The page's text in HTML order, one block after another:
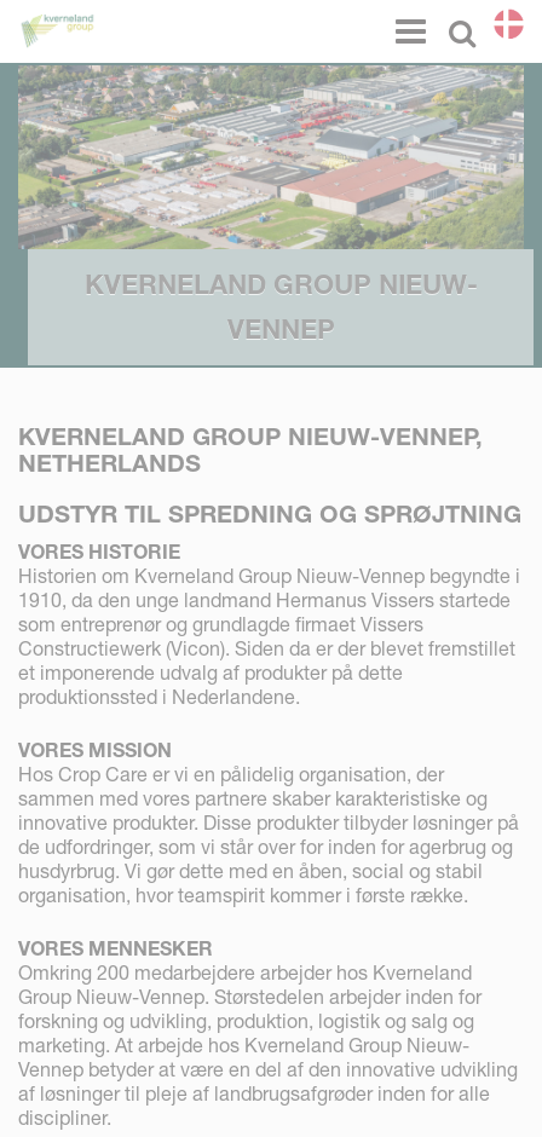
Select
Menu
KVERNELAND GROUP NIEUW-
VENNEP
KVERNELAND GROUP NIEUW-VENNEP,
NETHERLANDS
UDSTYR TIL SPREDNING OG SPRØJTNING
VORES HISTORIE
Historien om Kverneland Group Nieuw-Vennep begyndte i
1910, da den unge landmand Hermanus Vissers startede
som entreprenør og grundlagde firmaet Vissers
Constructiewerk (Vicon). Siden da er der blevet fremstillet
et imponerende udvalg af produkter på dette
produktionssted i Nederlandene.
VORES MISSION
Hos Crop Care er vi en pålidelig organisation, der
sammen med vores partnere skaber karakteristiske og
innovative produkter. Disse produkter tilbyder løsninger på
de udfordringer, som vi står over for inden for agerbrug og
husdyrbrug. Vi gør dette med en åben, social og stabil
organisation, hvor teamspirit kommer i første række.
VORES MENNESKER
Omkring 200 medarbejdere arbejder hos Kverneland
Group Nieuw-Vennep. Størstedelen arbejder inden for
forskning og udvikling, produktion, logistik og salg og
marketing. At arbejde hos Kverneland Group Nieuw-
Vennep betyder at være en del af den innovative udvikling
af løsninger til pleje af landbrugsafgrøder inden for alle
discipliner.
CCookie-styringspanel